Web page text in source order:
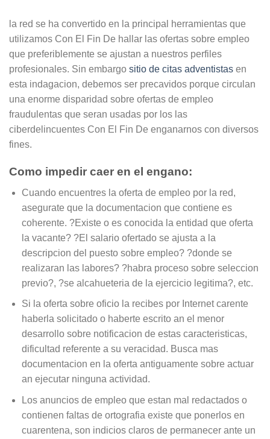
la red se ha convertido en la principal herramientas que
utilizamos Con El Fin De hallar las ofertas sobre empleo
que preferiblemente se ajustan a nuestros perfiles
profesionales. Sin embargo sitio de citas adventistas en
esta indagacion, debemos ser precavidos porque circulan
una enorme disparidad sobre ofertas de empleo
fraudulentas que seran usadas por los las
ciberdelincuentes Con El Fin De enganarnos con diversos
fines.
Como impedir caer en el engano:
Cuando encuentres la oferta de empleo por la red,
asegurate que la documentacion que contiene es
coherente. ?Existe o es conocida la entidad que oferta
la vacante? ?El salario ofertado se ajusta a la
descripcion del puesto sobre empleo? ?donde se
realizaran las labores? ?habra proceso sobre seleccion
previo?, ?se alcahueteria de la ejercicio legitima?, etc.
Si la oferta sobre oficio la recibes por Internet carente
haberla solicitado o haberte escrito an el menor
desarrollo sobre notificacion de estas caracteristicas,
dificultad referente a su veracidad. Busca mas
documentacion en la oferta antiguamente sobre actuar
an ejecutar ninguna actividad.
Los anuncios de empleo que estan mal redactados o
contienen faltas de ortografia existe que ponerlos en
cuarentena, son indicios claros de permanecer ante un